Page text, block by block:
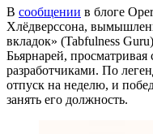
В сообщении в блоге
Хлёдверссона,
вкладок» (Tabfulness
Бьярнарей,
разработчиками. По
отпуск на неделю, и
занять его должность.